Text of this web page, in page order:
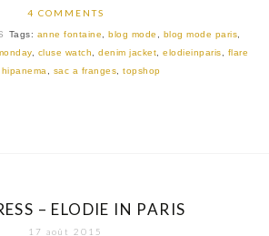
4 COMMENTS
Tags: anne fontaine blog mode blog mode paris
, cluse watch ,denim jacket ,elodieinparis
flare
hipanema sac a franges ,topshop
– ELODIE IN PARIS
17 août 2015